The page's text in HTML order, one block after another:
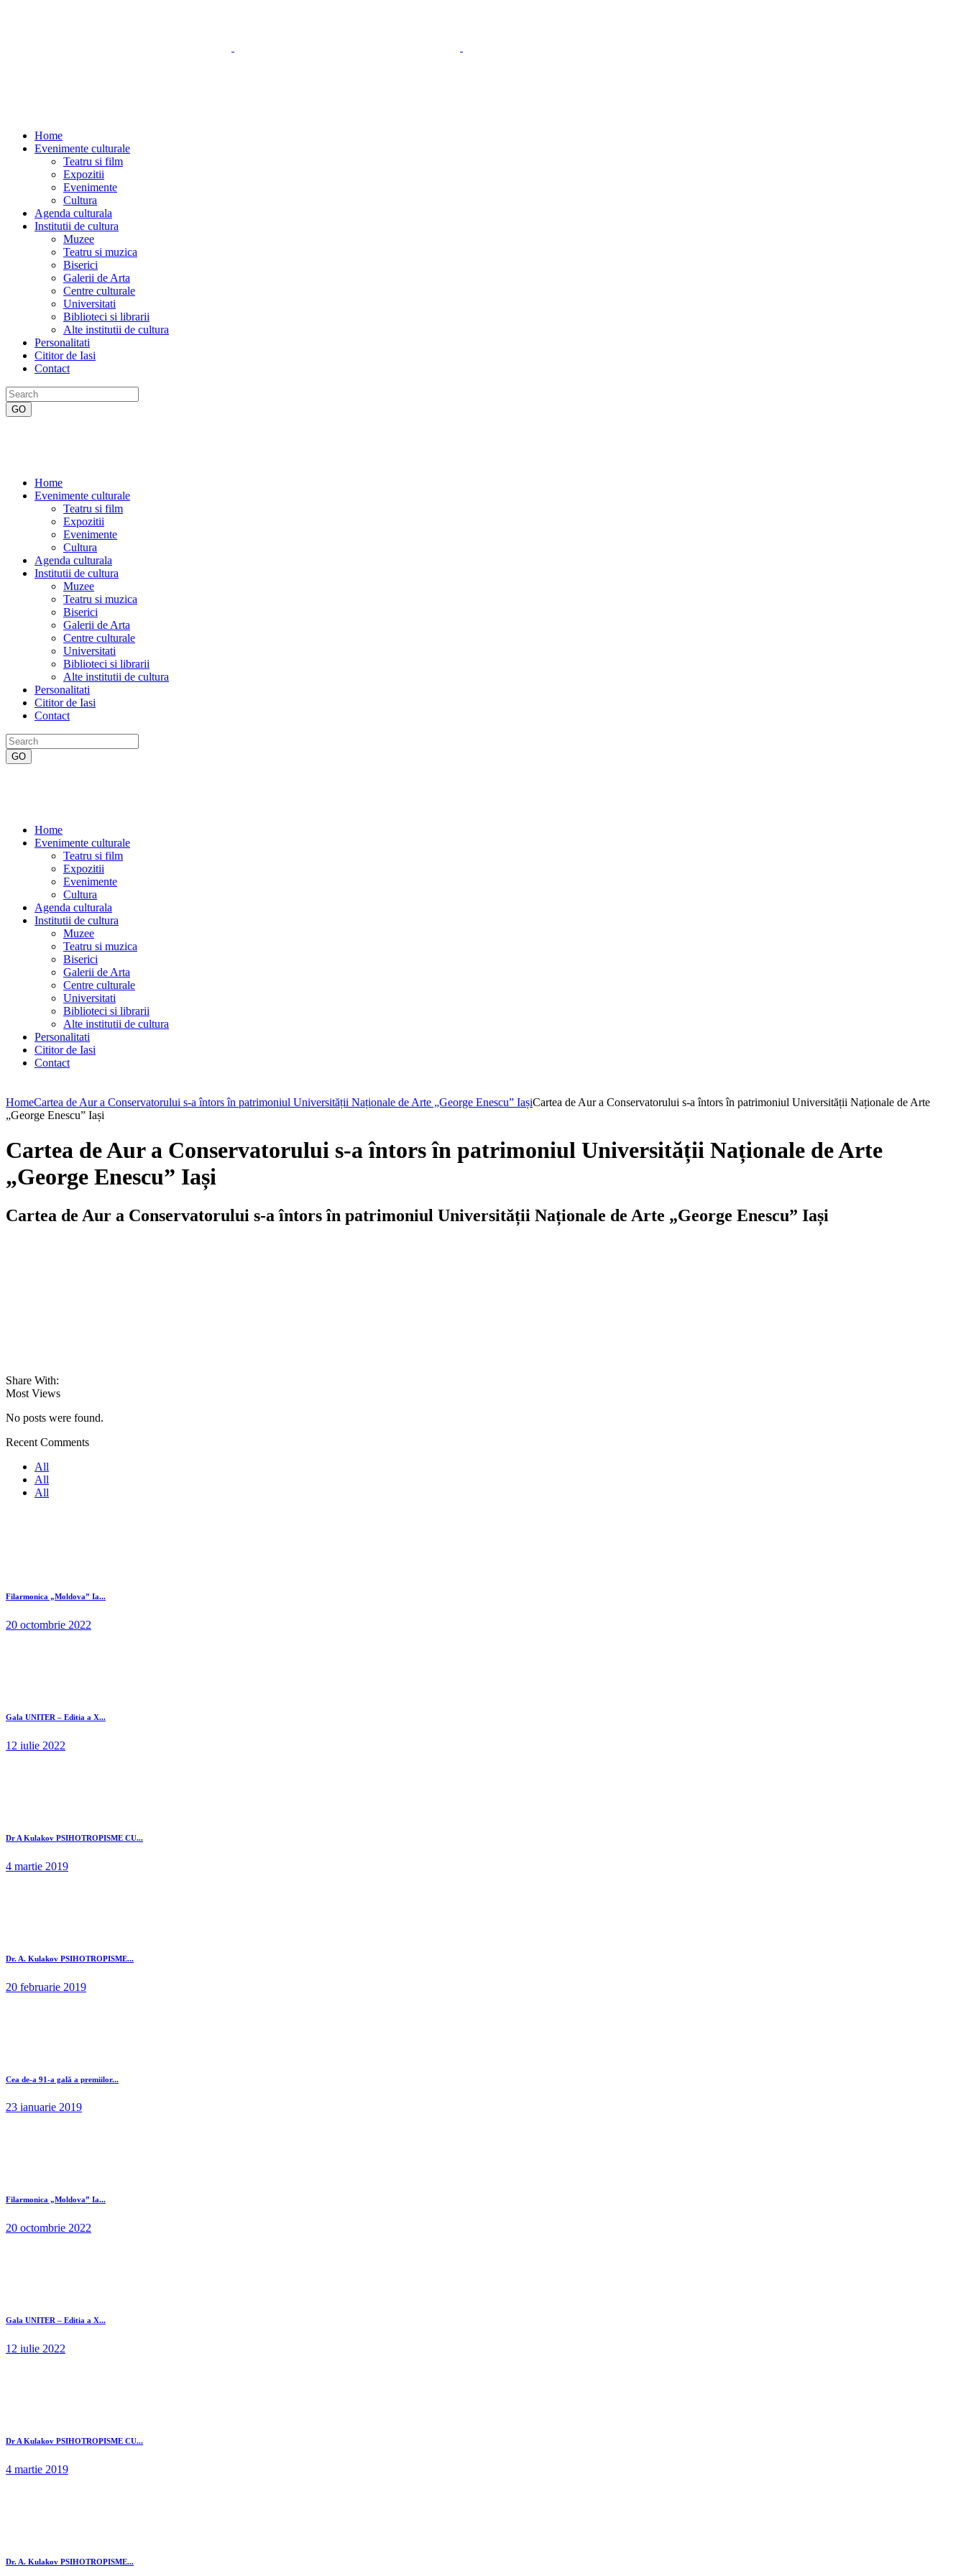
Home
Evenimente culturale
Teatru si film
Expozitii
Evenimente
Cultura
Agenda culturala
Institutii de cultura
Muzee
Teatru si muzica
Biserici
Galerii de Arta
Centre culturale
Universitati
Biblioteci si librarii
Alte institutii de cultura
Personalitati
Cititor de Iasi
Contact
Home
Evenimente culturale
Teatru si film
Expozitii
Evenimente
Cultura
Agenda culturala
Institutii de cultura
Muzee
Teatru si muzica
Biserici
Galerii de Arta
Centre culturale
Universitati
Biblioteci si librarii
Alte institutii de cultura
Personalitati
Cititor de Iasi
Contact
Home
Evenimente culturale
Teatru si film
Expozitii
Evenimente
Cultura
Agenda culturala
Institutii de cultura
Muzee
Teatru si muzica
Biserici
Galerii de Arta
Centre culturale
Universitati
Biblioteci si librarii
Alte institutii de cultura
Personalitati
Cititor de Iasi
Contact
HomeCartea de Aur a Conservatorului s-a întors în patrimoniul Universității Naționale de Arte „George Enescu” IașiCartea de Aur a Conservatorului s-a întors în patrimoniul Universității Naționale de Arte
„George Enescu” Iași
Cartea de Aur a Conservatorului s-a întors în patrimoniul Universității Naționale de Arte
„George Enescu” Iași
Cartea de Aur a Conservatorului s-a întors în patrimoniul Universității Naționale de Arte „George Enescu” Iași
Share With:
Most Views
No posts were found.
Recent Comments
All
All
All
Filarmonica „Moldova” Ia...
20 octombrie 2022
Gala UNITER – Editia a X...
12 iulie 2022
Dr A Kulakov PSIHOTROPISME CU...
4 martie 2019
Dr. A. Kulakov PSIHOTROPISME...
20 februarie 2019
Cea de-a 91-a gală a premiilor...
23 ianuarie 2019
Filarmonica „Moldova” Ia...
20 octombrie 2022
Gala UNITER – Editia a X...
12 iulie 2022
Dr A Kulakov PSIHOTROPISME CU...
4 martie 2019
Dr. A. Kulakov PSIHOTROPISME...